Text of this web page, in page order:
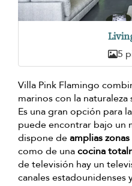
5
Villa Pink Flamingo
marinos con la naturaleza
Es una gran opción para
puede encontrar bajo un
dispone deamplias
como de unacocina
de televisión hay un
canales estadounidenses